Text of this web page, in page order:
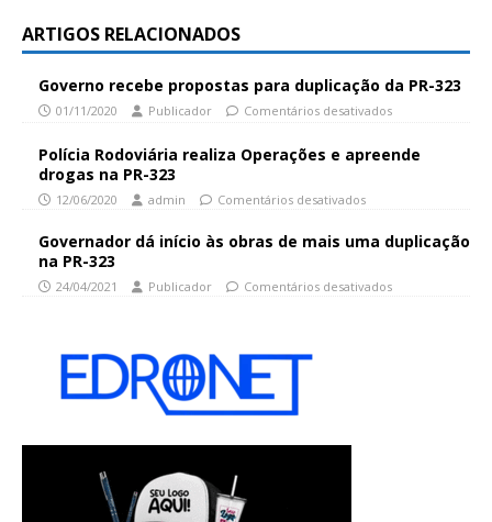
ARTIGOS RELACIONADOS
Governo recebe propostas para duplicação da PR-323
01/11/2020 Publicador Comentários desativados
Polícia Rodoviária realiza Operações e apreende
drogas na PR-323
12/06/2020 admin Comentários desativados
Governador dá início às obras de mais uma duplicação
na PR-323
24/04/2021 Publicador Comentários desativados